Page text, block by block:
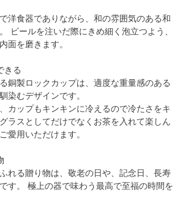
洋食器でありながら、和の雰囲気のある和
ビールを注いだ際にきめ細く泡立つよう、
面を磨きます。
きる
銅製ロックカップは、適度な重量感のある
染むデザインです。
カップもキンキンに冷えるので冷たさをキ
ラスとしてだけでなくお茶を入れて楽しん
愛用いただけます。
れる贈り物は、敬老の日や、記念日、長寿
す。 極上の器で味わう最高で至福の時間を